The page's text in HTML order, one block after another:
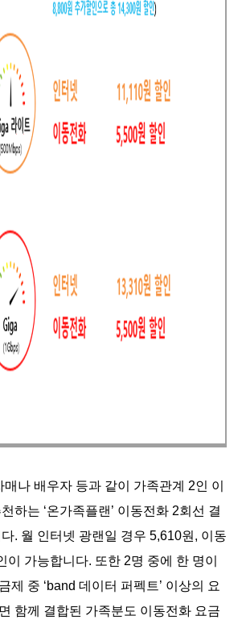
나 배우자 등과 같이 가족관계 2인 이
하는 ‘온가족플랜’ 이동전화 2회선 결
. 월 인터넷 광랜일 경우 5,610원, 이동
이 가능합니다. 또한 2명 중에 한 명이
제 중 ‘band 데이터 퍼펙트’ 이상의 요
함께 결합된 가족분도 이동전화 요금